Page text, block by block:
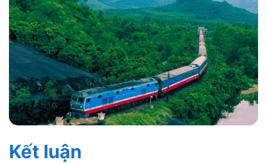
Kết luận